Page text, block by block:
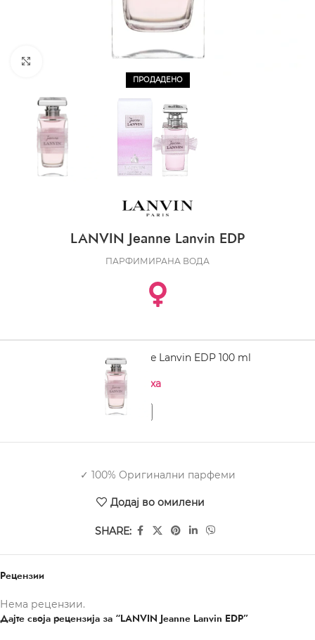
ПРОДАДЕНО
CLICK TO ENLARGE
LANVIN Jeanne Lanvin EDP
ПАРФИМИРАНА ВОДА
LANVIN Jeanne Lanvin EDP 100 ml
Нема на залиха
✓ 100% Оригинални парфеми
Додај во омилени
SHARE:
Рецензии
Нема рецензии.
Дајте своја рецензија за “LANVIN Jeanne Lanvin EDP”